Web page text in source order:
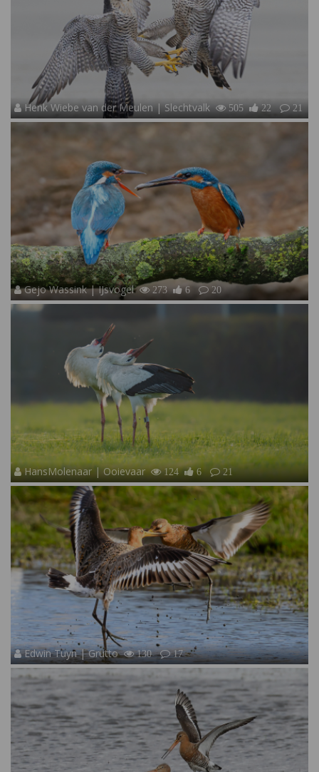
Henk Wiebe van der Meulen | Slechtvalk 505 22 21
Gejo Wassink | IJsvogel 273 6 20
HansMolenaar | Ooievaar 124 6 21
Edwin Tuyn | Grutto 130 17